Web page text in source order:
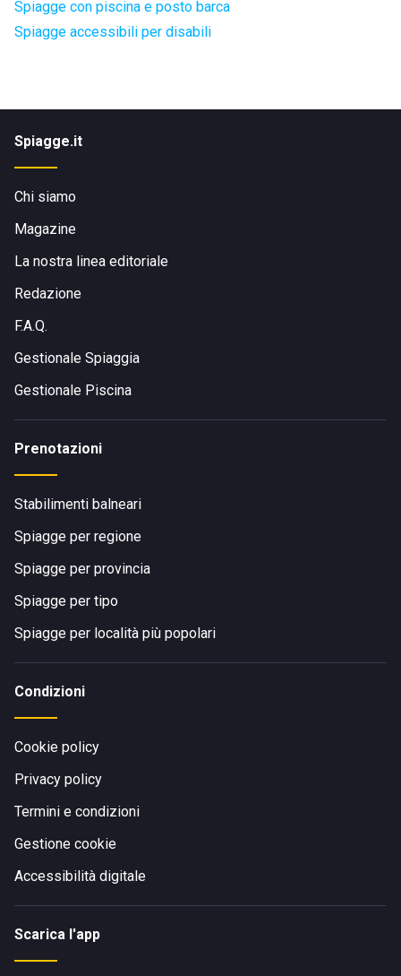
Spiagge con piscina e posto barca
Spiagge accessibili per disabili
Spiagge.it
Chi siamo
Magazine
La nostra linea editoriale
Redazione
F.A.Q.
Gestionale Spiaggia
Gestionale Piscina
Prenotazioni
Stabilimenti balneari
Spiagge per regione
Spiagge per provincia
Spiagge per tipo
Spiagge per località più popolari
Condizioni
Cookie policy
Privacy policy
Termini e condizioni
Gestione cookie
Accessibilità digitale
Scarica l'app